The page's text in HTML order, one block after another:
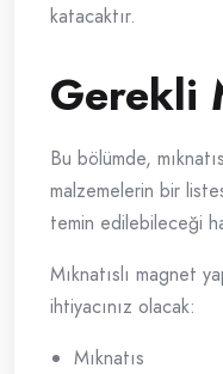
katacaktır.
Gerekli
Bu bölümde,
malzemelerin bir
temin edilebileceği
Mıknatıslı magnet
ihtiyacınız olacak:
Mıknatıs